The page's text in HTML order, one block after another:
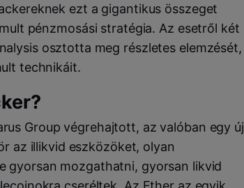
ezt a gigantikus összeget
pénzmosási stratégia. Az esetről két
osztotta meg részletes elemzését,
technikáit.
Group végrehajtott, az valóban egy új
az illikvid eszközöket, olyan
gyorsan mozgathatni, gyorsan likvid